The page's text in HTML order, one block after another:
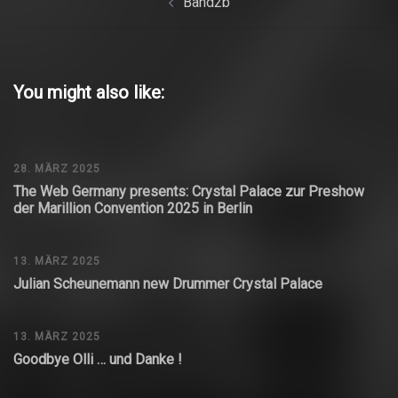
You might also like:
28. MÄRZ 2025
The Web Germany presents: Crystal Palace zur Preshow
der Marillion Convention 2025 in Berlin
13. MÄRZ 2025
Julian Scheunemann new Drummer Crystal Palace
13. MÄRZ 2025
Goodbye Olli … und Danke !